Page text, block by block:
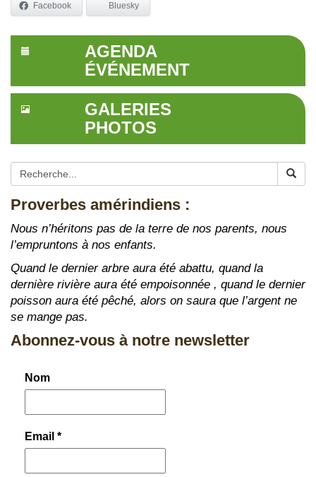
Facebook Bluesky
AGENDA
ÉVÉNEMENT
GALERIES
PHOTOS
Proverbes amérindiens :
Nous n’héritons pas de la terre de nos parents, nous
l’empruntons à nos enfants.
Quand le dernier arbre aura été abattu, quand la
dernière rivière aura été empoisonnée , quand le dernier
poisson aura été pêché, alors on saura que l’argent ne
se mange pas.
Abonnez-vous à notre newsletter
Nom
Email *